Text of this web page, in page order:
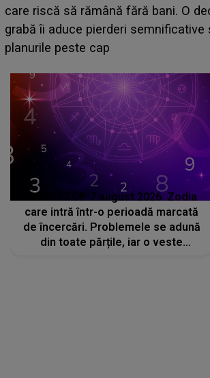
acum! În fața Alexandrei, concurentul
face o MĂRTURISIRE
sa: "I-am spus și ei în față, eu nu te
HOROSCOP 7 august 2026. Zodia
care intră într-o perioadă marcată
de încercări. Problemele se adună
din toate părțile, iar o veste